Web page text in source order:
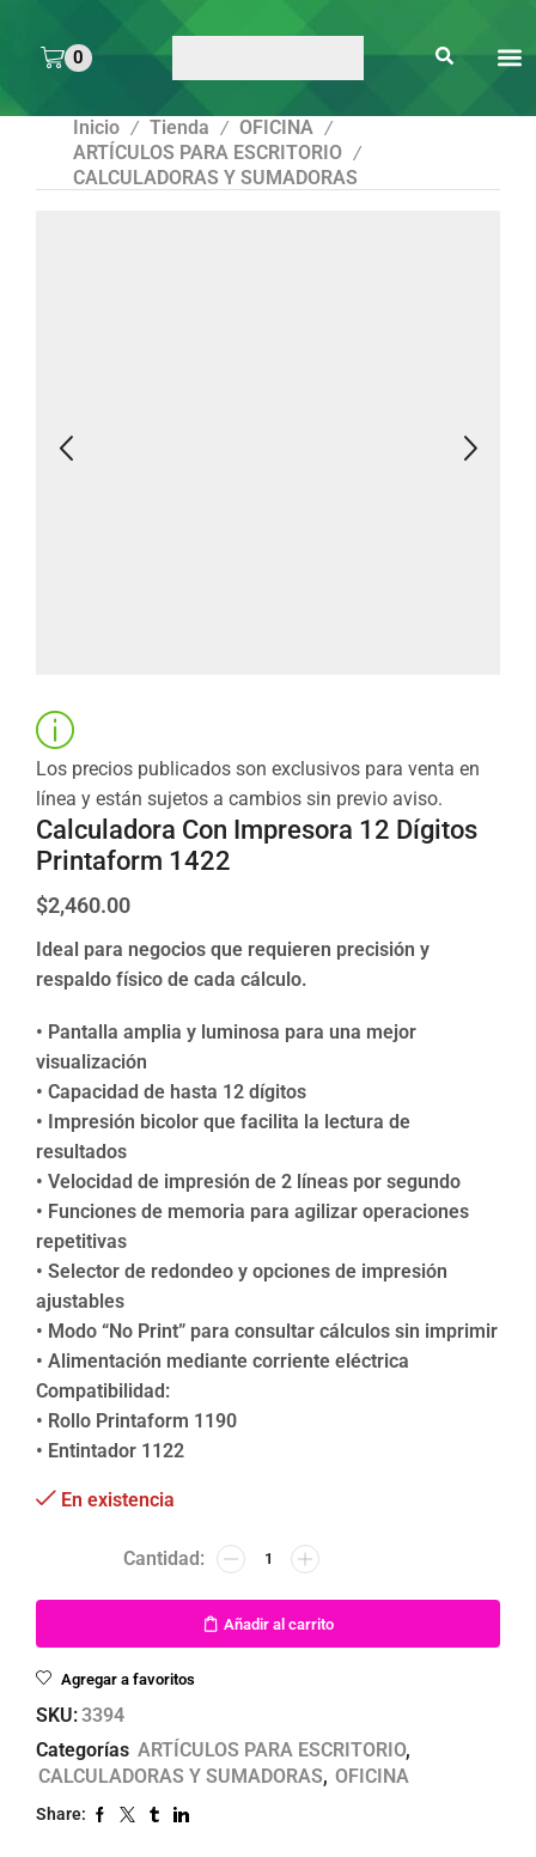
0
Inicio / Tienda / OFICINA /
ARTÍCULOS PARA ESCRITORIO /
CALCULADORAS Y SUMADORAS
Los precios publicados son exclusivos para venta en
línea y están sujetos a cambios sin previo aviso.
Calculadora Con Impresora 12 Dígitos
Printaform 1422
$2,460.00
Ideal para negocios que requieren precisión y
respaldo físico de cada cálculo.
• Pantalla amplia y luminosa para una mejor
visualización
• Capacidad de hasta 12 dígitos
• Impresión bicolor que facilita la lectura de
resultados
• Velocidad de impresión de 2 líneas por segundo
• Funciones de memoria para agilizar operaciones
repetitivas
• Selector de redondeo y opciones de impresión
ajustables
• Modo “No Print” para consultar cálculos sin imprimir
• Alimentación mediante corriente eléctrica
Compatibilidad:
• Rollo Printaform 1190
• Entintador 1122
En existencia
Añadir al carrito
Agregar a favoritos
SKU:3394
Categorías ARTÍCULOS PARA ESCRITORIO,
CALCULADORAS Y SUMADORAS, OFICINA
Share: